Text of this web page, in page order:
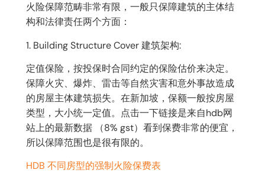
火险保障范畴非常有限，一般只保障建筑的主体结
构和法律责任两个方面：
1. Building Structure Cover 建筑架构:
定值保险，按投保时合同约定的保险估价来决定。
保障火灾、爆炸、雷击等自然灾害和意外事故造成
的房屋主体建筑损失。在新加坡，保额一般按房屋
类型，大小统一定值。点击一下链接是来自hdb网
站上的最新数据 （8% gst）看到保费非常的便宜，
所以保障范围也是很有限的。
HDB 不同房型的强制火险保费表